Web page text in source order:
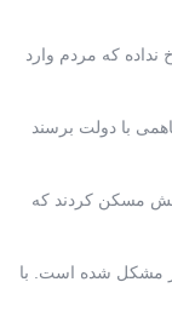
که مردم وارد
با دولت برسند
مسکن کردند که
مشکل شده است. با